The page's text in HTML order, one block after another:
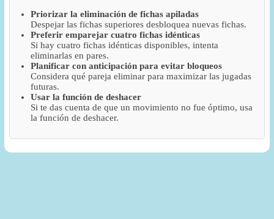
Priorizar la eliminación de fichas apiladas
Despejar las fichas superiores desbloquea nuevas fichas.
Preferir emparejar cuatro fichas idénticas
Si hay cuatro fichas idénticas disponibles, intenta
eliminarlas en pares.
Planificar con anticipación para evitar bloqueos
Considera qué pareja eliminar para maximizar las jugadas
futuras.
Usar la función de deshacer
Si te das cuenta de que un movimiento no fue óptimo, usa
la función de deshacer.